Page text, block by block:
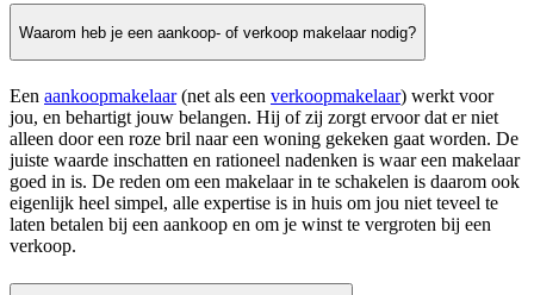
Waarom heb je een aankoop- of verkoop makelaar nodig?
Een aankoopmakelaar(net als een verkoopmakelaar) werkt voor
jou, en behartigt jouw belangen. Hij of zij zorgt ervoor dat er niet
alleen door een roze bril naar een woning gekeken gaat worden. De
juiste waarde inschatten en rationeel nadenken is waar een makelaar
goed in is. De reden om een makelaar in te schakelen is daarom ook
eigenlijk heel simpel, alle expertise is in huis om jou niet teveel te
laten betalen bij een aankoop en om je winst te vergroten bij een
verkoop.